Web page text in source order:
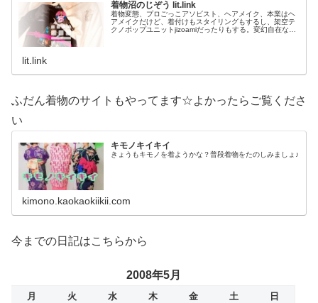
着物沼のじぞう lit.link
着物変態、プロごっこアソビスト、ヘアメイク、本業はヘ
アメイクだけど、着付けもスタイリングもするし、架空テ
クノポップユニットjizoamiだったりもする。変幻自在なた
lit.link
ふだん着物のサイトもやってます☆よかったらご覧くださ
い
キモノキイキイ
きょうもキモノを着ようかな？普段着物をたのしみましょ♪
kimono.kaokaokiikii.com
今までの日記はこちらから
2008年5月
月 火 水 木 金 土
日